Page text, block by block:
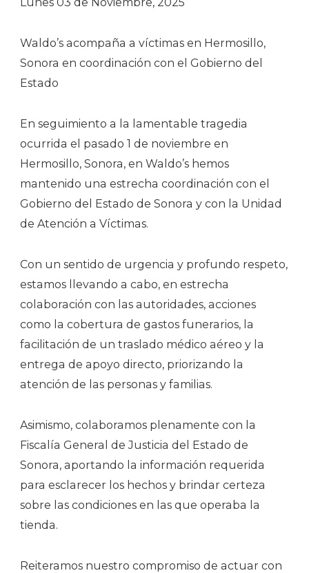
Waldo’s acompaña a víctimas en Hermosillo,
Sonora en coordinación con el Gobierno del
Estado
En seguimiento a la lamentable tragedia
ocurrida el pasado 1 de noviembre en
Hermosillo, Sonora, en Waldo’s hemos
mantenido una estrecha coordinación con el
Gobierno del Estado de Sonora y con la Unidad
de Atención a Víctimas.
Con un sentido de urgencia y profundo respeto,
estamos llevando a cabo, en estrecha
colaboración con las autoridades, acciones
como la cobertura de gastos funerarios, la
facilitación de un traslado médico aéreo y la
entrega de apoyo directo, priorizando la
atención de las personas y familias.
Asimismo, colaboramos plenamente con la
Fiscalía General de Justicia del Estado de
Sonora, aportando la información requerida
para esclarecer los hechos y brindar certeza
sobre las condiciones en las que operaba la
tienda.
Reiteramos nuestro compromiso de actuar con